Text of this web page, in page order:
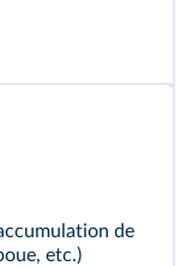
de
etc.)